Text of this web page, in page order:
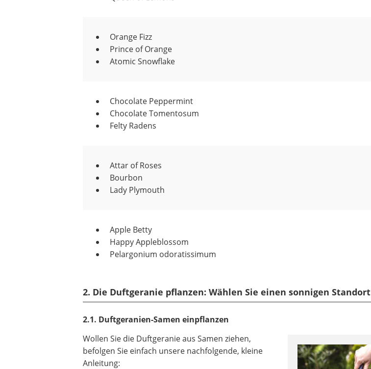
Orange Fizz
Prince of Orange
Atomic Snowflake
Chocolate Peppermint
Chocolate Tomentosum
Felty Radens
Attar of Roses
Bourbon
Lady Plymouth
Apple Betty
Happy Appleblossom
Pelargonium odoratissimum
2. Die Duftgeranie pflanzen: Wählen Sie einen sonnigen Standort
2.1. Duftgeranien-Samen einpflanzen
Wollen Sie die Duftgeranie aus Samen ziehen,
befolgen Sie einfach unsere nachfolgende, kleine
Anleitung: